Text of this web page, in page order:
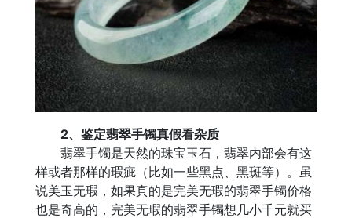
2、鉴定翡翠手镯真假看杂质
翡翠手镯是天然的珠宝玉石，翡翠内部会有这
样或者那样的瑕疵（比如一些黑点、黑斑等）。虽
说美玉无瑕，如果真的是完美无瑕的翡翠手镯价格
也是奇高的，完美无瑕的翡翠手镯想几小千元就买